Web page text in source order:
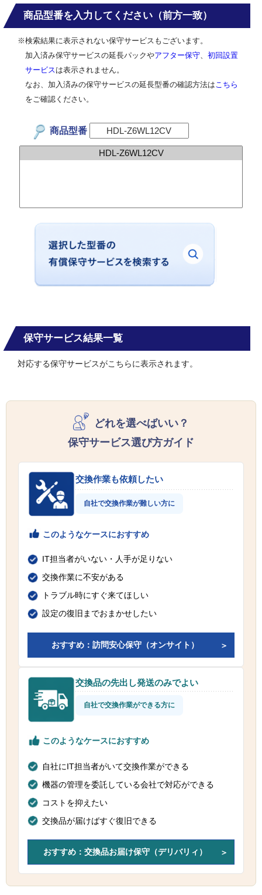
商品型番を入力してください（前方一致）
※検索結果に表示されない保守サービスもございます。
加入済み保守サービスの延長パックやアフター保守
初回設置
サービス は表示されません。
なお、加入済みの保守サービスの延長型番の確認方法は こちら
をご確認ください。
商品型番
保守サービス結果一覧
対応する保守サービスがこちらに表示されます。
どれを選べばいい？
保守サービス選び方ガイド
交換作業も依頼したい
自社で交換作業が難しい方に
このようなケースにおすすめ
IT担当者がいない・人手が足りない
交換作業に不安がある
トラブル時にすぐ来てほしい
設定の復旧までおまかせしたい
おすすめ：訪問安心保守（オンサイト）
交換品の先出し発送のみでよい
自社で交換作業ができる方に
このようなケースにおすすめ
自社にIT担当者がいて交換作業ができる
機器の管理を委託している会社で対応ができる
コストを抑えたい
交換品が届けばすぐ復旧できる
おすすめ：交換品お届け保守（デリバリィ）